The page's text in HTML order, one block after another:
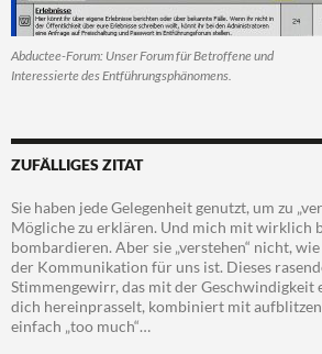
Abductee-Forum: Unser Forum für Betroffene und
Interessierte des Entführungsphänomens.
ZUFÄLLIGES ZITAT
Sie haben jede Gelegenheit genutzt, um zu
Mögliche zu erklären. Und mich mit wirklich
bombardieren. Aber sie „verstehen“ nicht,
der Kommunikation für uns ist. Dieses
Stimmengewirr, das mit der Geschwindigkeit
dich hereinprasselt, kombiniert mit
einfach „too much“…